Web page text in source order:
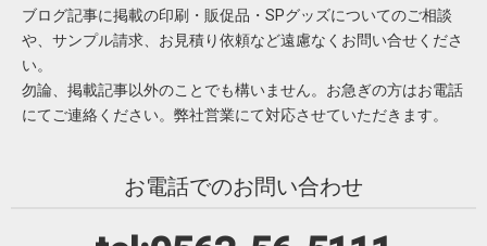
ブログ記事に掲載の印刷・販促品・SPグッズについてのご相談
や、サンプル請求、お見積り依頼など遠慮なくお問い合せくださ
い。
勿論、掲載記事以外のことでも構いません。お急ぎの方はお電話
にてご連絡ください。弊社営業にて対応させていただきます。
お電話でのお問い合わせ